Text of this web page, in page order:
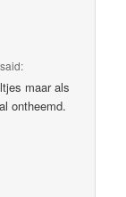
said:
maar als
ontheemd.